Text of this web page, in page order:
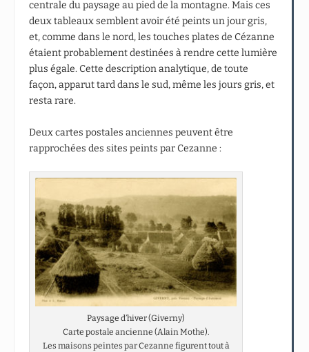
centrale du paysage au pied de la montagne. Mais ces
deux tableaux semblent avoir été peints un jour gris,
et, comme dans le nord, les touches plates de Cézanne
étaient probablement destinées à rendre cette lumière
plus égale. Cette description analytique, de toute
façon, apparut tard dans le sud, même les jours gris, et
resta rare.
Deux cartes postales anciennes peuvent être
rapprochées des sites peints par Cezanne :
Paysage d’hiver (Giverny)
Carte postale ancienne (Alain Mothe).
Les maisons peintes par Cezanne figurent tout à